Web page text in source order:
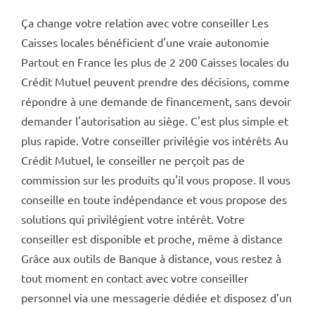
Ça change votre relation avec votre conseiller Les
Caisses locales bénéficient d'une vraie autonomie
Partout en France les plus de 2 200 Caisses locales du
Crédit Mutuel peuvent prendre des décisions, comme
répondre à une demande de financement, sans devoir
demander l'autorisation au siège. C'est plus simple et
plus rapide. Votre conseiller privilégie vos intérêts Au
Crédit Mutuel, le conseiller ne perçoit pas de
commission sur les produits qu'il vous propose. Il vous
conseille en toute indépendance et vous propose des
solutions qui privilégient votre intérêt. Votre
conseiller est disponible et proche, même à distance
Grâce aux outils de Banque à distance, vous restez à
tout moment en contact avec votre conseiller
personnel via une messagerie dédiée et disposez d’un